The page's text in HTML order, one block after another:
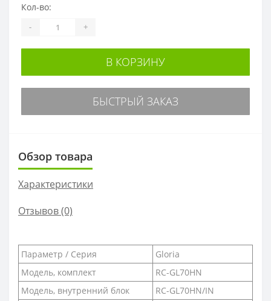
Кол-во:
- +
В КОРЗИНУ
БЫСТРЫЙ ЗАКАЗ
Обзор товара
Характеристики
Отзывов (0)
Параметр / Серия
Gloria
Модель, комплект
RC-GL70HN
Модель, внутренний блок
RC-GL70HN/IN